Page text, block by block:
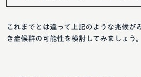
これまでとは違って上記のような兆候が
き症候群の可能性を検討してみましょう。